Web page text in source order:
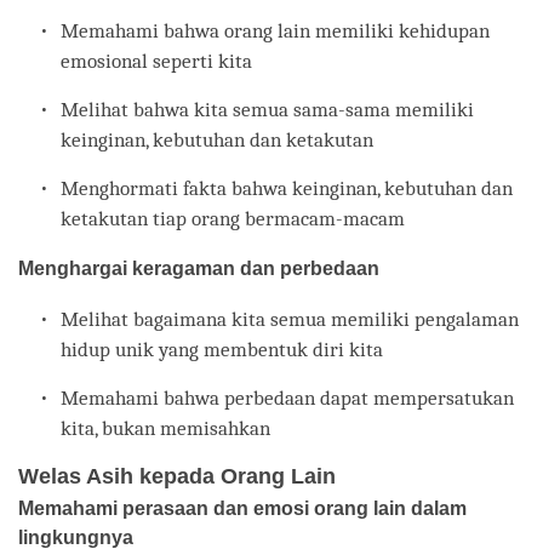
Memahami bahwa orang lain memiliki kehidupan
emosional seperti kita
Melihat bahwa kita semua sama-sama memiliki
keinginan, kebutuhan dan ketakutan
Menghormati fakta bahwa keinginan, kebutuhan dan
ketakutan tiap orang bermacam-macam
Menghargai keragaman dan perbedaan
Melihat bagaimana kita semua memiliki pengalaman
hidup unik yang membentuk diri kita
Memahami bahwa perbedaan dapat mempersatukan
kita, bukan memisahkan
Welas Asih kepada Orang Lain
Memahami perasaan dan emosi orang lain dalam
lingkungnya